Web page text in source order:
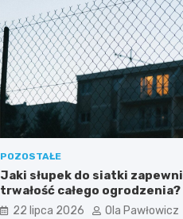
POZOSTAŁE
Jaki słupek do siatki zapewni
trwałość całego ogrodzenia?
22 lipca 2026 Ola Pawłowicz